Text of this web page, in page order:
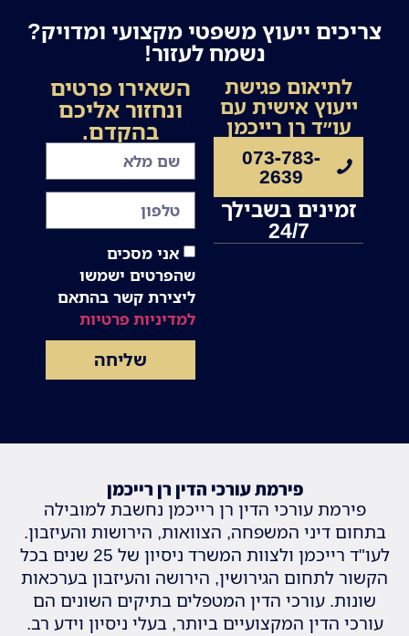
צריכים ייעוץ משפטי מקצועי ומדויק?
נשמח לעזור!
לתיאום פגישת
ייעוץ אישית עם
עו״ד רן רייכמן
073-783-
2639
זמינים בשבילך
24/7
השאירו פרטים
ונחזור אליכם
בהקדם.
אני מסכים
שהפרטים ישמשו
ליצירת קשר בהתאם
למדיניות פרטיות
שליחה
פירמת עורכי הדין רן רייכמן
פירמת עורכי הדין רן רייכמן נחשבת למובילה
בתחום דיני המשפחה, הצוואות, הירושות והעיזבון.
לעו"ד רייכמן ולצוות המשרד ניסיון של 25 שנים בכל
הקשור לתחום הגירושין, הירושה והעיזבון בערכאות
שונות. עורכי הדין המטפלים בתיקים השונים הם
עורכי הדין המקצועיים ביותר, בעלי ניסיון וידע רב.